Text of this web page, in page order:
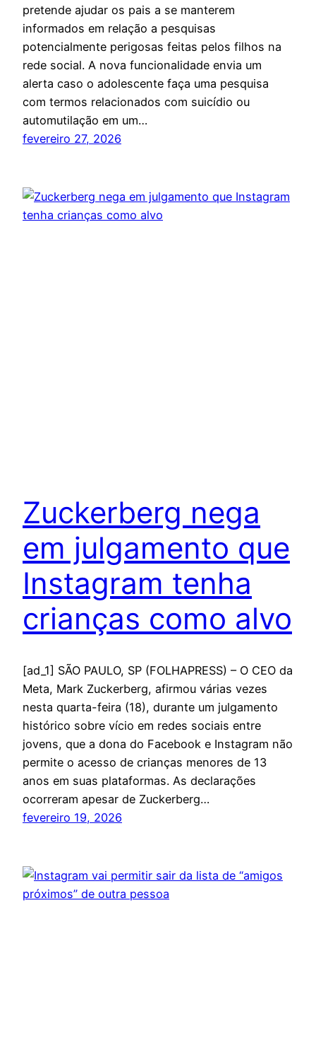
pretende ajudar os pais a se manterem
informados em relação a pesquisas
potencialmente perigosas feitas pelos filhos na
rede social. A nova funcionalidade envia um
alerta caso o adolescente faça uma pesquisa
com termos relacionados com suicídio ou
automutilação em um…
fevereiro 27, 2026
Zuckerberg nega
em julgamento que
Instagram tenha
crianças como alvo
[ad_1] SÃO PAULO, SP (FOLHAPRESS) – O CEO da
Meta, Mark Zuckerberg, afirmou várias vezes
nesta quarta-feira (18), durante um julgamento
histórico sobre vício em redes sociais entre
jovens, que a dona do Facebook e Instagram não
permite o acesso de crianças menores de 13
anos em suas plataformas. As declarações
ocorreram apesar de Zuckerberg…
fevereiro 19, 2026